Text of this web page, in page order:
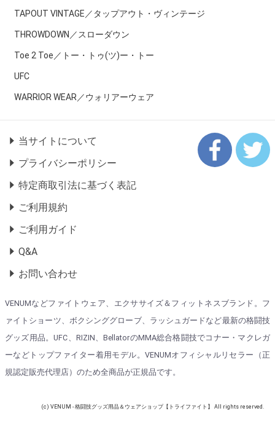
TAPOUT VINTAGE／タップアウト・ヴィンテージ
THROWDOWN／スローダウン
Toe 2 Toe／トー・トゥ(ツ)ー・トー
UFC
WARRIOR WEAR／ウォリアーウェア
当サイトについて
プライバシーポリシー
特定商取引法に基づく表記
ご利用規約
ご利用ガイド
Q&A
お問い合わせ
VENUMなどファイトウェア、エクササイズ＆フィットネスブランド。フ
ァイトショーツ、ボクシンググローブ、ラッシュガードなど最新の格闘技
グッズ用品。UFC、RIZIN、BellatorのMMA総合格闘技でコナー・マクレガ
ーなどトップファイター着用モデル。VENUMオフィシャルリセラー（正
規認定販売代理店）のため全商品が正規品です。
(c) VENUM - 格闘技グッズ用品＆ウェアショップ【トライファイト】 All rights reserved.